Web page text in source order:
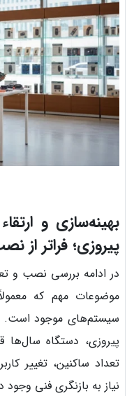
بهینه‌سازی و
پیروزی؛ فراتر از
در ادامه بررسی نصب و
موضوعات مهم که
سیستم‌های موجود است.
پیروزی، دستگاه
تعداد ساکنین، تغییر
نیاز به بازنگری فنی وجود